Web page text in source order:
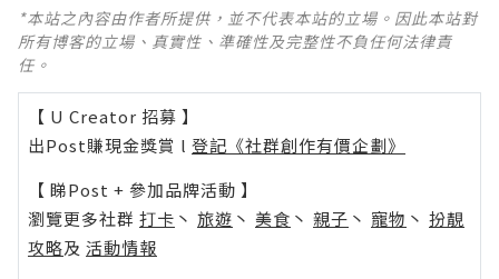
*本站之內容由作者所提供，並不代表本站的立場。因此本站對
所有博客的立場、真實性、準確性及完整性不負任何法律責
任。
【 U Creator 招募 】
出Post賺現金獎賞 l 登記《社群創作有價企劃》
【 睇Post + 參加品牌活動 】
瀏覽更多社群 打卡 丶 旅遊 丶 美食 丶 親子 丶 寵物 丶 扮靚
攻略及 活動情報